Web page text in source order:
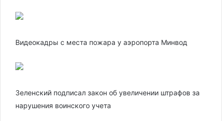
Видеокадры с места пожара у аэропорта Минвод
Зеленский подписал закон об увеличении штрафов за
нарушения воинского учета